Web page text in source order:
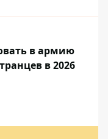
в армию
в 2026